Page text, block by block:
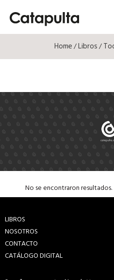
Home/Libros/
No se encontraron resultados.
LIBROS
NOSOTROS
CONTACTO
CATÁLOGO DIGITAL